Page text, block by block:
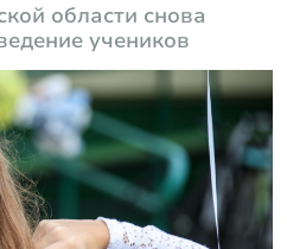
области снова
учеников